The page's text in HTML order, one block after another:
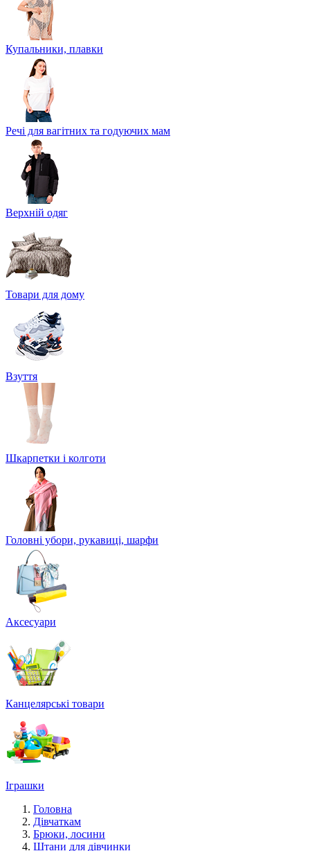
Купальники, плавки
Речі для вагітних та годуючих мам
Верхній одяг
Товари для дому
Взуття
Шкарпетки і колготи
Головні убори, рукавиці, шарфи
Аксесуари
Канцелярські товари
Іграшки
Головна
Дівчаткам
Брюки, лосини
Штани для дівчинки